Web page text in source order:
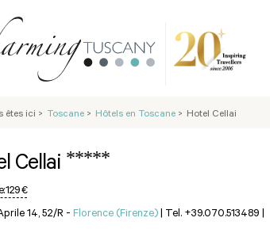
êtes ici > Toscane > Hôtels en Toscane > Hotel Cellai
Cellai *****
129 €
14, 52/R - Florence (Firenze) | Tel. +39.070.513489 |